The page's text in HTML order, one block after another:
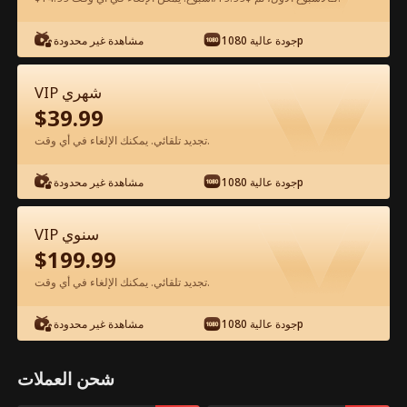
شاهد مجانًا في التطبيق
الحلقة 89 - مشابكة مع الرئيس التنفيذي
الفيلم كامل
مشاهدة غير محدودة جودة عالية 1080p
VIP شهري
$39.99
تجديد تلقائي. يمكنك الإلغاء في أي وقت.
مشاهدة غير محدودة جودة عالية 1080p
VIP سنوي
$199.99
تجديد تلقائي. يمكنك الإلغاء في أي وقت.
مشاهدة غير محدودة جودة عالية 1080p
شحن العملات